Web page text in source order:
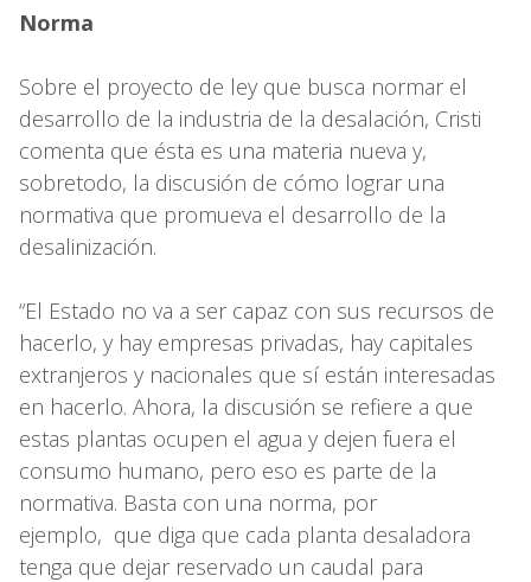
Norma
Sobre el proyecto de ley que busca normar el
desarrollo de la industria de la desalación, Cristi
comenta que ésta es una materia nueva y,
sobretodo, la discusión de cómo lograr una
normativa que promueva el desarrollo de la
desalinización.
“El Estado no va a ser capaz con sus recursos de
hacerlo, y hay empresas privadas, hay capitales
extranjeros y nacionales que sí están interesadas
en hacerlo. Ahora, la discusión se refiere a que
estas plantas ocupen el agua y dejen fuera el
consumo humano, pero eso es parte de la
normativa. Basta con una norma, por
ejemplo, que diga que cada planta desaladora
tenga que dejar reservado un caudal para